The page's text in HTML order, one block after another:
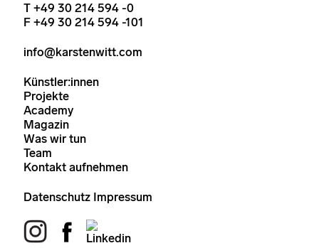
T +49 30 214 594 -0
F +49 30 214 594 -101
info@karstenwitt.com
Künstler:innen
Projekte
Academy
Magazin
Was wir tun
Team
Kontakt aufnehmen
Datenschutz Impressum